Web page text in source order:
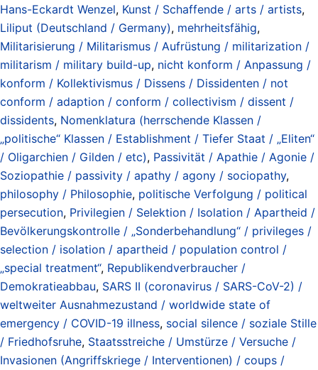
Hans-Eckardt Wenzel, Kunst / Schaffende / arts / artists,
Liliput (Deutschland / Germany), mehrheitsfähig,
Militarisierung / Militarismus / Aufrüstung / militarization /
militarism / military build-up, nicht konform / Anpassung /
konform / Kollektivismus / Dissens / Dissidenten / not
conform / adaption / conform / collectivism / dissent /
dissidents, Nomenklatura (herrschende Klassen /
„politische“ Klassen / Establishment / Tiefer Staat / „Eliten“
/ Oligarchien / Gilden / etc), Passivität / Apathie / Agonie /
Soziopathie / passivity / apathy / agony / sociopathy,
philosophy / Philosophie, politische Verfolgung / political
persecution, Privilegien / Selektion / Isolation / Apartheid /
Bevölkerungskontrolle / „Sonderbehandlung“ / privileges /
selection / isolation / apartheid / population control /
„special treatment“, Republikendverbraucher /
Demokratieabbau, SARS II (coronavirus / SARS-CoV-2) /
weltweiter Ausnahmezustand / worldwide state of
emergency / COVID-19 illness, social silence / soziale Stille
/ Friedhofsruhe, Staatsstreiche / Umstürze / Versuche /
Invasionen (Angriffskriege / Interventionen) / coups /